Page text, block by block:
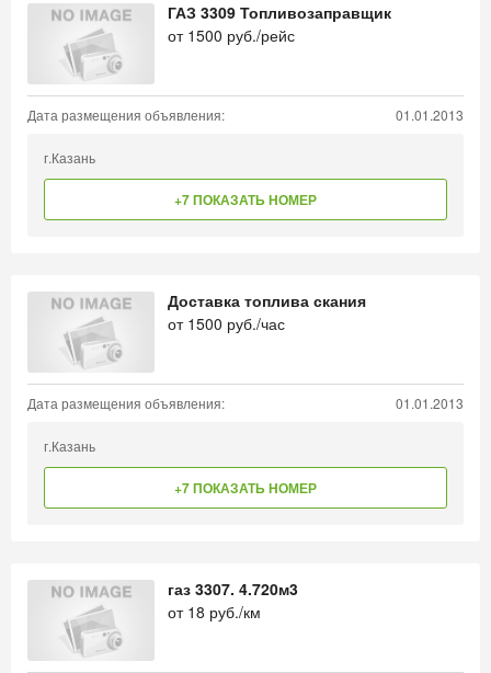
ГАЗ 3309 Топливозаправщик
от 1500 руб./рейс
Дата размещения объявления: 01.01.2013
г.Казань
+7 ПОКАЗАТЬ НОМЕР
Доставка топлива скания
от 1500 руб./час
Дата размещения объявления: 01.01.2013
г.Казань
+7 ПОКАЗАТЬ НОМЕР
газ 3307. 4.720м3
от 18 руб./км